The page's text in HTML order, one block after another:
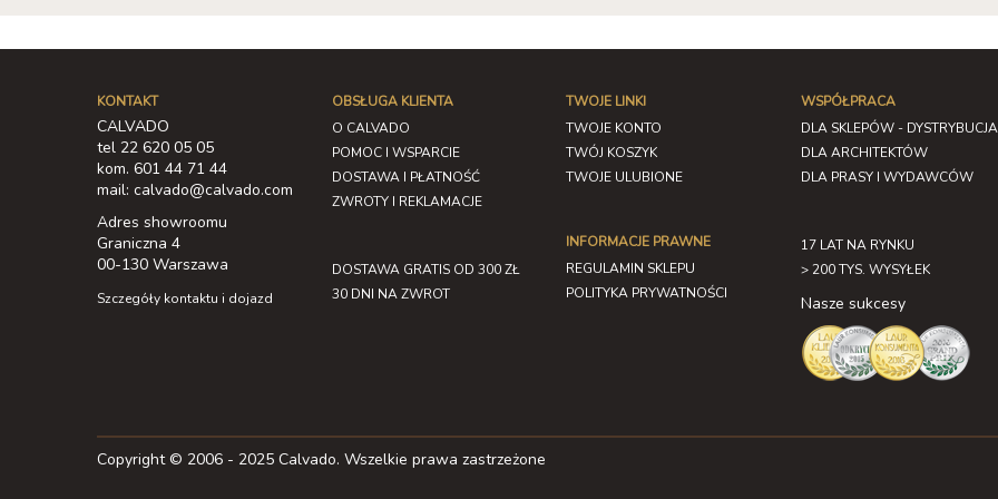
KONTAKT
CALVADO
tel 22 620 05 05
kom. 601 44 71 44
mail: calvado@calvado.com
Adres showroomu
Graniczna 4
00-130 Warszawa
Szczegóły kontaktu i dojazd
OBSŁUGA KLIENTA
O CALVADO
POMOC I WSPARCIE
DOSTAWA I PŁATNOŚĆ
ZWROTY I REKLAMACJE
DOSTAWA GRATIS OD 300 ZŁ
30 DNI NA ZWROT
TWOJE LINKI
TWOJE KONTO
TWÓJ KOSZYK
TWOJE ULUBIONE
INFORMACJE PRAWNE
REGULAMIN SKLEPU
POLITYKA PRYWATNOŚCI
WSPÓŁPRACA
DLA SKLEPÓW - DYSTRYBUCJA
DLA ARCHITEKTÓW
DLA PRASY I WYDAWCÓW
17 LAT NA RYNKU
> 200 TYS. WYSYŁEK
Nasze sukcesy
Copyright © 2006 - 2025 Calvado. Wszelkie prawa zastrzeżone